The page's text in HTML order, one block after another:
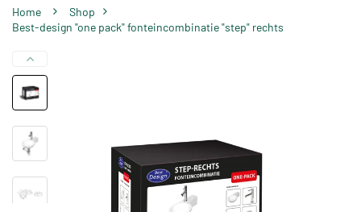
Home
Shop
Best-design "one pack" fonteincombinatie "step" rechts